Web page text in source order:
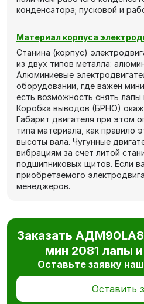
конденсатора; пусковой и
Материал корпуса
Станина (корпус)
из двух типов металла:
Алюминиевые
оборудовании, где важен
есть возможность снять лапы
Коробка выводов (БРНО)
Габарит двигателя при этом
типа материала, как правило
высоты вала. Чугунные
вибрациям за счет литой
подшипниковых щитов. Если
приобретаемого
менеджеров.
Заказать
мин 2081 лапы
Оставьте заявку
Оставить